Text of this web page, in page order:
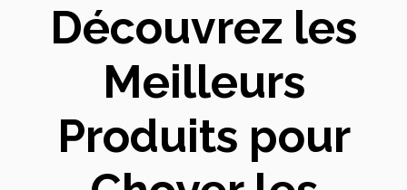
Découvrez les
Meilleurs
Produits pour